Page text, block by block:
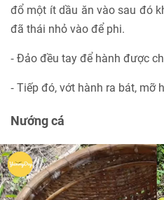
đổ một ít dầu ăn vào sau đó
đã thái nhỏ vào để phi.
⁃ Đảo đều tay để hành được
⁃ Tiếp đó, vớt hành ra bát, mỡ
Nướng cá